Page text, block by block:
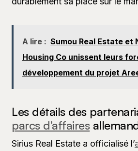
A lire : Sumou Real Estate et
Housing Co unissent leurs
développement du projet
Les détails des
parcs d’affaires
Sirius Real Estate a officialisé l’